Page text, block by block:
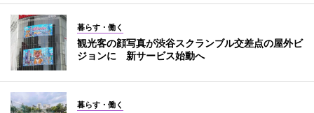
暮らす・働く
観光客の顔写真が渋谷スクランブル交差点の屋外ビ
ジョンに 新サービス始動へ
暮らす・働く